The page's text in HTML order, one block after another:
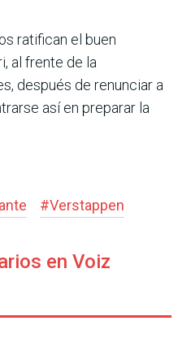
ratifican el buen
al frente de la
después de renunciar a
así en preparar la
#Verstappen
en Voiz